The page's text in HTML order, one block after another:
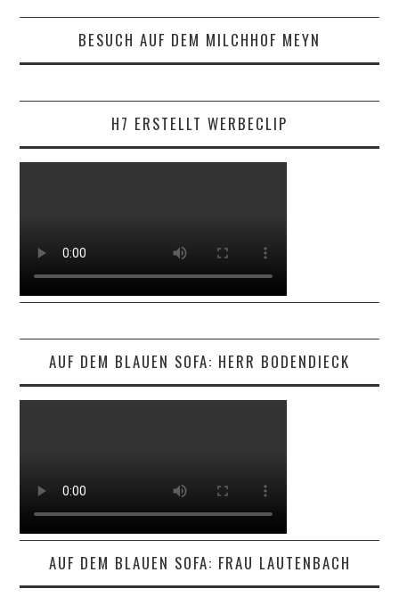
BESUCH AUF DEM MILCHHOF MEYN
H7 ERSTELLT WERBECLIP
AUF DEM BLAUEN SOFA: HERR BODENDIECK
AUF DEM BLAUEN SOFA: FRAU LAUTENBACH